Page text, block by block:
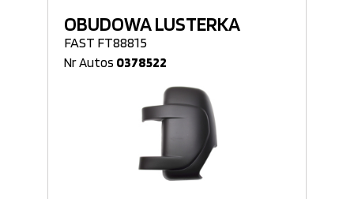
OBUDOWA LUSTERKA
FAST FT88815
Nr Autos 0378522